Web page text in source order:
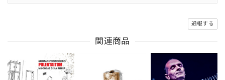
通報する
関連商品